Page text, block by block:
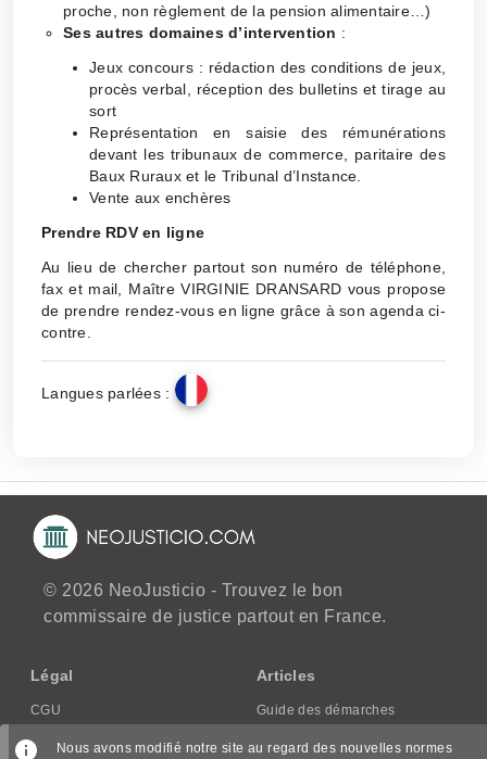
proche, non règlement de la pension alimentaire…)
Ses autres domaines d’intervention :
Jeux concours : rédaction des conditions de jeux,
procès verbal, réception des bulletins et tirage au
sort
Représentation en saisie des rémunérations
devant les tribunaux de commerce, paritaire des
Baux Ruraux et le Tribunal d’Instance.
Vente aux enchères
Prendre RDV en ligne
Au lieu de chercher partout son numéro de téléphone,
fax et mail, Maître VIRGINIE DRANSARD vous propose
de prendre rendez-vous en ligne grâce à son agenda ci-
contre.
Langues parlées :
© 2026 NeoJusticio - Trouvez le bon
commissaire de justice partout en France.
Légal
CGU
Articles
Guide des démarches
Nous avons modifié notre site au regard des nouvelles normes